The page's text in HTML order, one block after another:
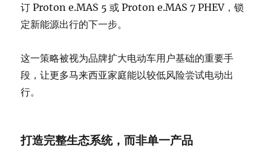
订 Proton e.MAS 5 或 Proton e.MAS 7 PHEV，锁
定新能源出行的下一步。
这一策略被视为品牌扩大电动车用户基础的重要手
段，让更多马来西亚家庭能以较低风险尝试电动出
行。
打造完整生态系统，而非单一产品